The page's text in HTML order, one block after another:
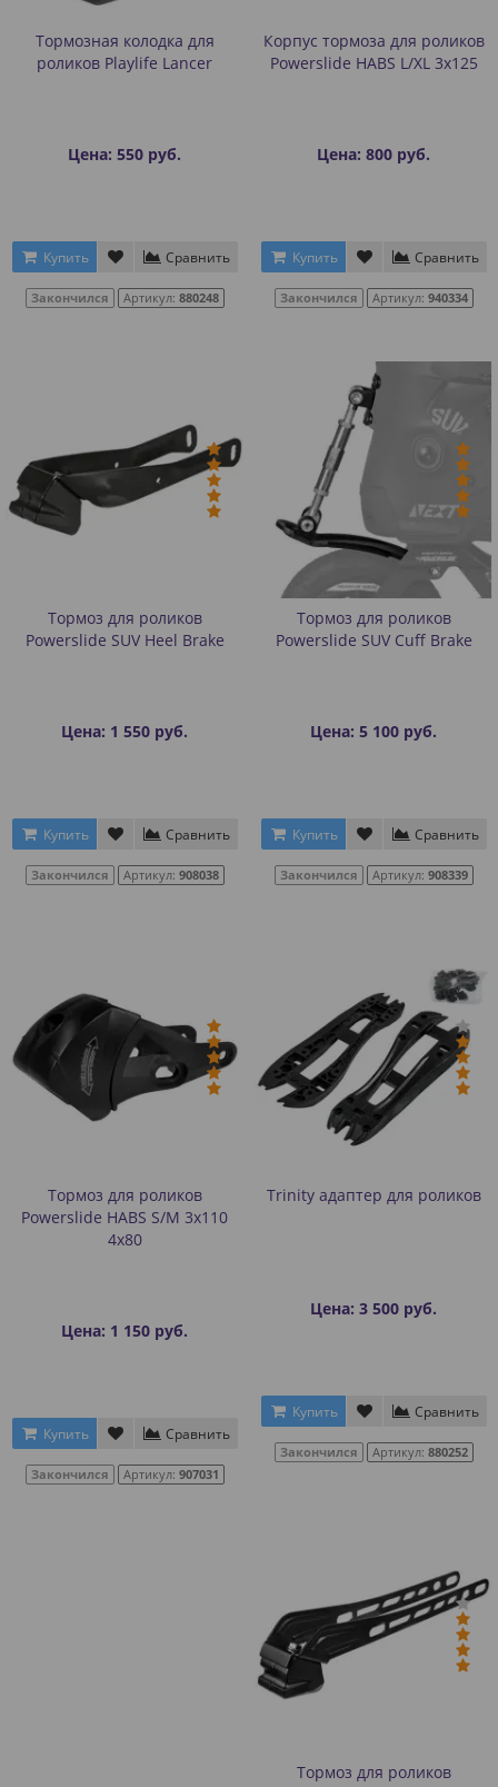
Тормозная колодка для
роликов Playlife Lancer
Цена: 550 руб.
Купить Сравнить
Закончился Артикул: 880248
Корпус тормоза для роликов
Powerslide HABS L/XL 3x125
Цена: 800 руб.
Купить Сравнить
Закончился Артикул: 940334
Тормоз для роликов
Powerslide SUV Heel Brake
Цена: 1 550 руб.
Купить Сравнить
Закончился Артикул: 908038
Тормоз для роликов
Powerslide SUV Cuff Brake
Цена: 5 100 руб.
Купить Сравнить
Закончился Артикул: 908339
Тормоз для роликов
Powerslide HABS S/M 3x110
4x80
Цена: 1 150 руб.
Купить Сравнить
Закончился Артикул: 907031
Trinity адаптер для роликов
Цена: 3 500 руб.
Купить Сравнить
Закончился Артикул: 880252
Тормоз для роликов